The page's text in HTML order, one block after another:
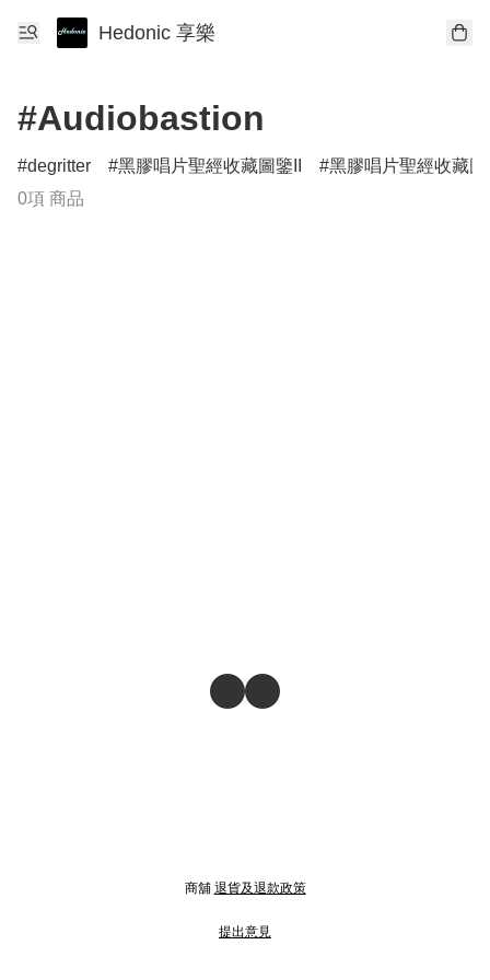
Hedonic 享樂
#Audiobastion
degritter 黑膠唱片聖經收藏圖鑒II
黑膠唱片聖經收藏圖
0項 商品
商舖 退貨及退款政策
提出意見